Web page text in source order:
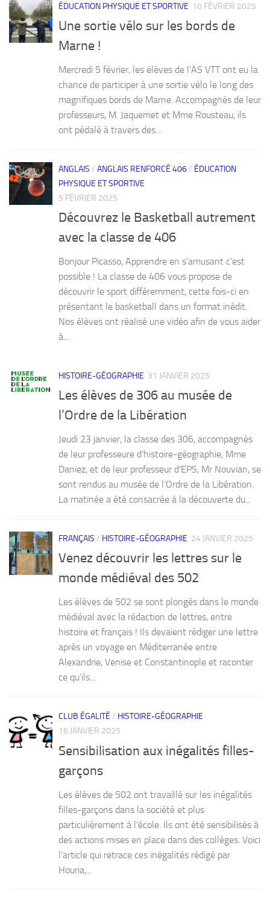
ÉDUCATION PHYSIQUE ET SPORTIVE 10 FÉVRIER 2025
Une sortie vélo sur les bords de
Marne !
Mercredi 5 février, les élèves de l’AS VTT ont eu la
chance de participer à une sortie vélo le long des
magnifiques bords de Marne. Accompagnés de leur
professeurs, M. Jaquemet et Mme Rousteau, ils
ont pédalé à travers des...
ANGLAIS / ANGLAIS RENFORCÉ 406/ ÉDUCATION
PHYSIQUE ET SPORTIVE
5 FÉVRIER 2025
Découvrez le Basketball autrement
avec la classe de 406
Bonjour Picasso, Apprendre en s’amusant c’est
possible ! La classe de 406 vous propose de
découvrir le sport différemment, cette fois-ci en
présentant le basketball dans un format inédit.
Nos élèves ont réalisé une vidéo afin de vous aider
à...
HISTOIRE-GÉOGRAPHIE 31 JANVIER 2025
Les élèves de 306 au musée de
l’Ordre de la Libération
Jeudi 23 janvier, la classe des 306, accompagnés
de leur professeure d’histoire-géographie, Mme
Daniez, et de leur professeur d’EPS, Mr Nouvian, se
sont rendus au musée de l’Ordre de la Libération.
La matinée a été consacrée à la découverte du...
FRANÇAIS / HISTOIRE-GÉOGRAPHIE 24 JANVIER 2025
Venez découvrir les lettres sur le
monde médiéval des 502
Les élèves de 502 se sont plongés dans le monde
médiéval avec la rédaction de lettres, entre
histoire et français ! Ils devaient rédiger une lettre
après un voyage en Méditerranée entre
Alexandrie, Venise et Constantinople et raconter
ce qu’ils...
CLUB ÉGALITÉ / HISTOIRE-GÉOGRAPHIE
16 JANVIER 2025
Sensibilisation aux inégalités filles-
garçons
Les élèves de 502 ont travaillé sur les inégalités
filles-garçons dans la société et plus
particulièrement à l’école. Ils ont été sensibilisés à
des actions mises en place dans des collèges. Voici
l’article qui retrace ces inégalités rédigé par
Houria,...